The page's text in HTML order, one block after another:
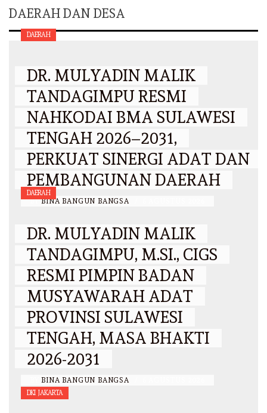
DAERAH DAN DESA
DAERAH
DR. MULYADIN MALIK
TANDAGIMPU RESMI
NAHKODAI BMA SULAWESI
TENGAH 2026–2031,
PERKUAT SINERGI ADAT DAN
PEMBANGUNAN DAERAH
BY BINA BANGUN BANGSA
DAERAH
DR. MULYADIN MALIK
TANDAGIMPU, M.SI., CIGS
RESMI PIMPIN BADAN
MUSYAWARAH ADAT
PROVINSI SULAWESI
TENGAH, MASA BHAKTI
2026-2031
BINA BANGUN BANGSA
DKI JAKARTA